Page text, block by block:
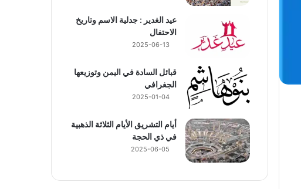
عيد الغدير : جدلية الاسم وتاريخ
الاحتفال
2025-06-13
قبائل السادة في اليمن وتوزيعها
الجغرافي
2025-01-04
أيام التشريق الأيام الثلاثة الذهبية
في ذي الحجة
2025-06-05